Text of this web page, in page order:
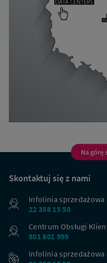
Na górę
Skontaktuj się z nami
Infolinia sprzedażowa
22 358 15 50
Centrum Obsługi
801 801 999
Infolinia